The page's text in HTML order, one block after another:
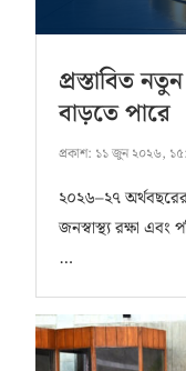
প্রস্তাবিত
বাড়তে পারে
প্রকাশ: ১১ জুন ২০২৬,
২০২৬–২৭
জনস্বাস্থ্য রক্ষা এবং
…